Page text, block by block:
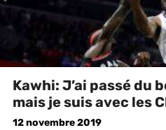
Kawhi: J’ai passé du
mais je suis avec les
12 novembre 2019